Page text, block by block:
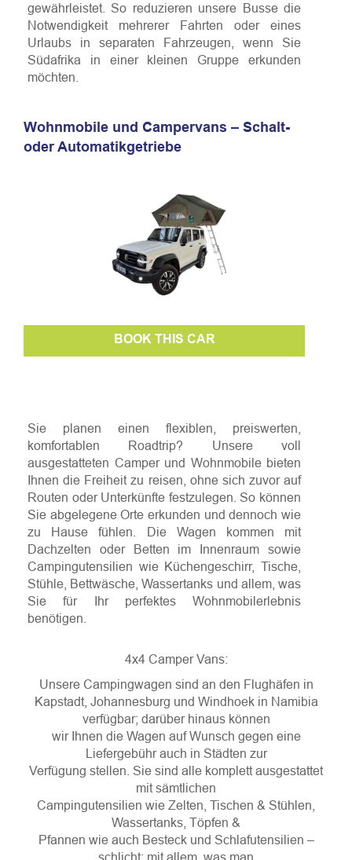
gewährleistet. So reduzieren unsere Busse die
Notwendigkeit mehrerer Fahrten oder eines
Urlaubs in separaten Fahrzeugen, wenn Sie
Südafrika in einer kleinen Gruppe erkunden
möchten.
Sie planen einen flexiblen, preiswerten,
komfortablen Roadtrip? Unsere voll
ausgestatteten Camper und Wohnmobile bieten
Ihnen die Freiheit zu reisen, ohne sich zuvor auf
Routen oder Unterkünfte festzulegen. So können
Sie abgelegene Orte erkunden und dennoch wie
zu Hause fühlen. Die Wagen kommen mit
Dachzelten oder Betten im Innenraum sowie
Campingutensilien wie Küchengeschirr, Tische,
Stühle, Bettwäsche, Wassertanks und allem, was
Sie für Ihr perfektes Wohnmobilerlebnis
benötigen.
Wohnmobile und Campervans – Schalt-
oder Automatikgetriebe
BOOK THIS CAR
4x4 Camper Vans:
Unsere Campingwagen sind an den Flughäfen in
Kapstadt, Johannesburg und Windhoek in Namibia
verfügbar; darüber hinaus können
wir Ihnen die Wagen auf Wunsch gegen eine
Liefergebühr auch in Städten zur
Verfügung stellen. Sie sind alle komplett ausgestattet
mit sämtlichen
Campingutensilien wie Zelten, Tischen & Stühlen,
Wassertanks, Töpfen &
Pfannen wie auch Besteck und Schlafutensilien –
schlicht: mit allem, was man